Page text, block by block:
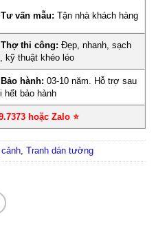
Tư vấn mẫu: Tận nhà khách hàng
Thợ thi công: Đẹp, nhanh, sạch
kỹ thuật khéo léo
Bảo hành: 03-10 năm. Hỗ trợ sau
hết bảo hành
hoặc Zalo ⭐
, Tranh dán tường